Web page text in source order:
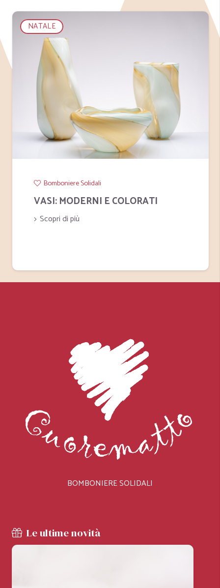
NATALE
Bomboniere Solidali
VASI: MODERNI E COLORATI
Scopri di più
BOMBONIERE SOLIDALI
Le ultime novità